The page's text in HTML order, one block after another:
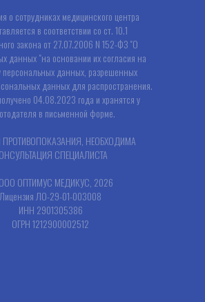
о сотрудниках медицинского центра
в соответствии со ст. 10.1
закона от 27.07.2006 N 152-ФЗ "О
данных "на основании их согласия на
персональных данных, разрешенных
данных для распространения.
04.08.2023 года и хранятся у
в письменной форме.
НЕОБХОДИМА
СПЕЦИАЛИСТА
ОПТИМУС МЕДИКУС, 2026
Лицензия ЛО-29-01-003008
ИНН 2901305386
ОГРН 1212900002512